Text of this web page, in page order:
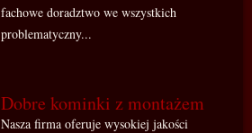
fachowe doradztwo we wszystkich
problematyczny...
Dobre kominki z montażem
Nasza firma oferuje wysokiej jakości